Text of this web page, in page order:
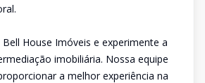
House Imóveis e experimente a
imobiliária. Nossa equipe
a melhor experiência na